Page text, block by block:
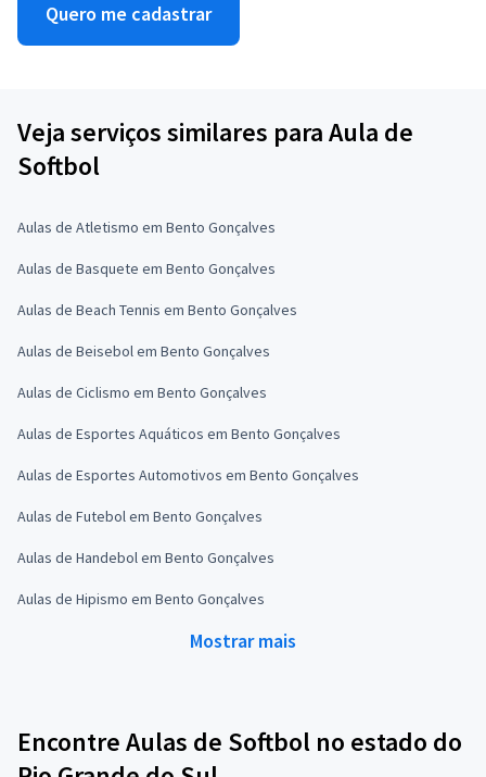
Quero me cadastrar
Veja serviços similares para Aula de
Softbol
Aulas de Atletismo em Bento Gonçalves
Aulas de Basquete em Bento Gonçalves
Aulas de Beach Tennis em Bento Gonçalves
Aulas de Beisebol em Bento Gonçalves
Aulas de Ciclismo em Bento Gonçalves
Aulas de Esportes Aquáticos em Bento Gonçalves
Aulas de Esportes Automotivos em Bento Gonçalves
Aulas de Futebol em Bento Gonçalves
Aulas de Handebol em Bento Gonçalves
Aulas de Hipismo em Bento Gonçalves
Mostrar mais
Encontre Aulas de Softbol no estado do